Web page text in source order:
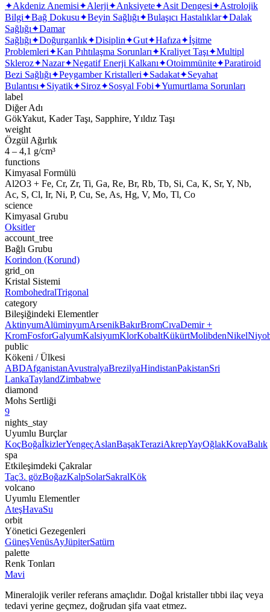
✦Akdeniz Anemisi✦Alerji✦Anksiyete✦Asit Dengesi✦Astrolojik
Bilgi✦Bağ Dokusu✦Beyin Sağlığı✦Bulaşıcı Hastalıklar✦Dalak
Sağlığı✦Damar
Sağlığı✦Doğurganlık✦Disiplin✦Gut✦Hafıza✦İşitme
Problemleri✦Kan Pıhtılaşma Sorunları✦Kraliyet Taşı✦Multipl
Skleroz✦Nazar✦Negatif Enerji Kalkanı✦Otoimmünite✦Paratiroid
Bezi Sağlığı✦Peygamber Kristalleri✦Sadakat✦Seyahat
Bulantısı✦Siyatik✦Siroz✦Sosyal Fobi✦Yumurtlama Sorunları
label
Diğer Adı
GökYakut, Kader Taşı, Sapphire, Yıldız Taşı
weight
Özgül Ağırlık
4 – 4,1 g/cm³
functions
Kimyasal Formülü
Al2O3 + Fe, Cr, Zr, Ti, Ga, Re, Br, Rb, Tb, Si, Ca, K, Sr, Y, Nb,
Ac, S, Cl, Ir, Ni, P, Cu, Se, As, Hg, V, Mo, Tl, Co
science
Kimyasal Grubu
Oksitler
account_tree
Bağlı Grubu
Korindon (Korund)
grid_on
Kristal Sistemi
RombohedralTrigonal
category
Bileşiğindeki Elementler
AktinyumAlüminyumArsenikBakırBromCıvaDemir +
KromFosforGalyumKalsiyumKlorKobaltKükürtMolibdenNikel
public
Kökeni / Ülkesi
ABDAfganistanAvustralyaBrezilyaHindistanPakistanSri
LankaTaylandZimbabwe
diamond
Mohs Sertliği
9
nights_stay
Uyumlu Burçlar
KoçBoğaİkizlerYengeçAslanBaşakTeraziAkrepYayOğlakKovaBalık
spa
Etkileşimdeki Çakralar
Taç3. gözBoğazKalpSolarSakralKök
volcano
Uyumlu Elementler
AteşHavaSu
orbit
Yönetici Gezegenleri
GüneşVenüsAyJüpiterSatürn
palette
Renk Tonları
Mavi
Mineralojik veriler referans amaçlıdır. Doğal kristaller tıbbi ilaç veya
tedavi yerine geçmez, doğrudan şifa vaat etmez.